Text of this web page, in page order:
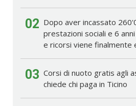
02 Dopo aver incassato
prestazioni sociali e 6
e ricorsi viene finalmente
03 Corsi di nuoto gratis agli
chiede chi paga in Ticino